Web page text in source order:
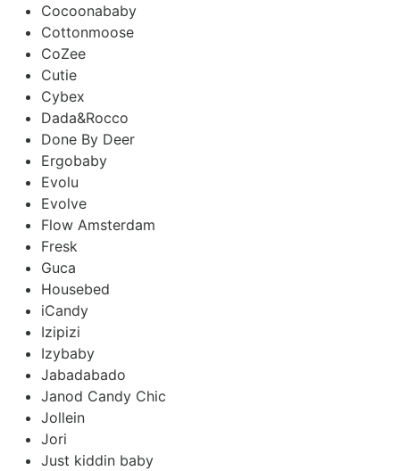
Cocoonababy
Cottonmoose
CoZee
Cutie
Cybex
Dada&Rocco
Done By Deer
Ergobaby
Evolu
Evolve
Flow Amsterdam
Fresk
Guca
Housebed
iCandy
Izipizi
Izybaby
Jabadabado
Janod Candy Chic
Jollein
Jori
Just kiddin baby